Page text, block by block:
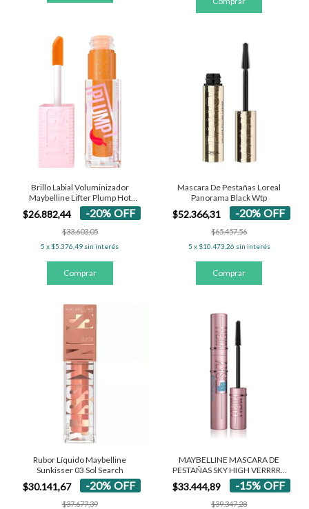
Brillo Labial Voluminizador
Maybelline Lifter Plump Hot
Honey
$26.882,44 -20%OFF
$33.603,05
5 x $5.376,49 sin interés
Mascara De Pestañas Loreal
Panorama Black Wtp
$52.366,31 -20% OFF
$65.457,56
5 x $10.473,26 sin interés
Rubor Líquido Maybelline
Sunkisser 03 Sol Search
$30.141,67 -20%OFF
$37.677,39
MAYBELLINE MASCARA DE
PESTAÑAS SKY HIGH VERRRRY
BLACK WATERPROOF
$33.444,89 -15% OFF
$39.347,28